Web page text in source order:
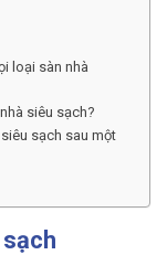
loại sàn nhà
siêu sạch?
sạch sau một